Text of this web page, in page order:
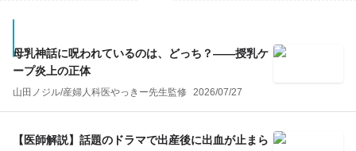
母乳神話に呪われているのは、どっち？——授乳ケ
ープ炎上の正体
山田ノジル/産婦人科医やっきー先生監修 2026/07/27
【医師解説】話題のドラマで出産後に出血が止まら
セ
ル